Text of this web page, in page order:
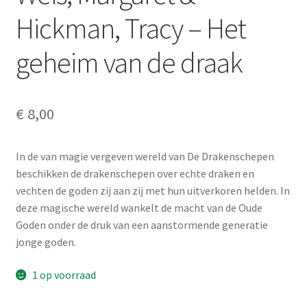
Hickman, Tracy – Het
geheim van de draak
€ 8,00
In de van magie vergeven wereld van De Drakenschepen
beschikken de drakenschepen over echte draken en
vechten de goden zij aan zij met hun uitverkoren helden. In
deze magische wereld wankelt de macht van de Oude
Goden onder de druk van een aanstormende generatie
jonge goden.
1 op voorraad